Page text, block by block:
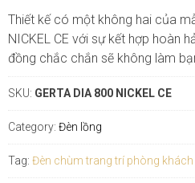
Thiết kế có một không hai của
NICKEL CE với sự kết hợp hoàn
đồng chắc chắn sẽ không làm
SKU: GERTA DIA 800 NICKEL CE
Category: Đèn lồng
Tag: Đèn chùm trang trí phòng khách